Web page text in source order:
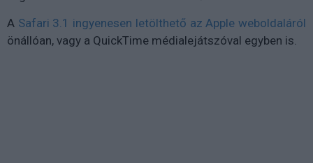
A Safari 3.1 ingyenesen letölthető az Apple weboldaláról
önállóan, vagy a QuickTime médialejátszóval egyben is.